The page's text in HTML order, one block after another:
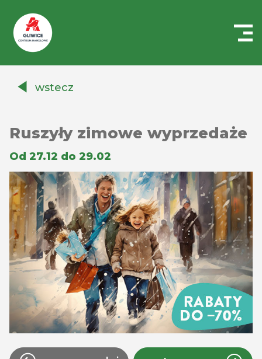
Auchanwstecz
Ruszyły zimowe wyprzedaże
Od 27.12 do 29.02